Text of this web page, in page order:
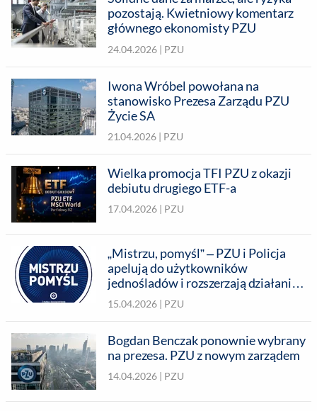
pozostają. Kwietniowy komentarz
głównego ekonomisty PZU
24.04.2026 | PZU
Iwona Wróbel powołana na
stanowisko Prezesa Zarządu PZU
Życie SA
21.04.2026 | PZU
Wielka promocja TFI PZU z okazji
debiutu drugiego ETF-a
17.04.2026 | PZU
„Mistrzu, pomyśl” – PZU i Policja
apelują do użytkowników
jednośladów i rozszerzają działania
prewencyjne
15.04.2026 | PZU
Bogdan Benczak ponownie wybrany
na prezesa. PZU z nowym zarządem
14.04.2026 | PZU